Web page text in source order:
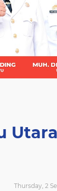
(9)
Thursday, 2